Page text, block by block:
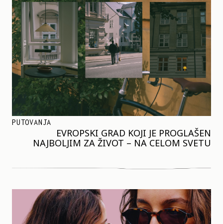
PUTOVANJA
EVROPSKI GRAD KOJI JE PROGLAŠEN
NAJBOLJIM ZA ŽIVOT – NA CELOM SVETU